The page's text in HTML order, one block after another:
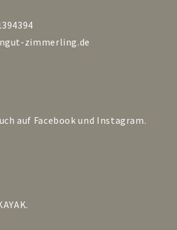
zimmerling.de
auf Facebook und Instagram.
.